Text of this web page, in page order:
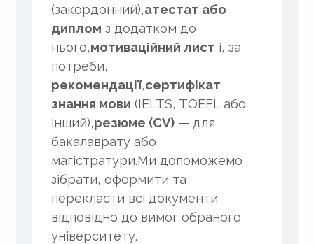
(закордонний),атестат або
диплом з додатком до
нього,мотиваційний лист і, за
потреби,
рекомендації,сертифікат
знання мови (IELTS, TOEFL або
інший),резюме (CV)— для
бакалаврату або
магістратури.Ми допоможемо
зібрати, оформити та
перекласти всі документи
відповідно до вимог обраного
університету.